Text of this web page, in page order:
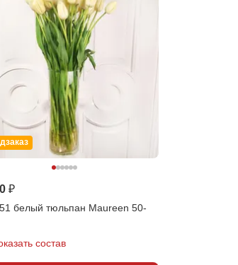
₽
51 белый тюльпан Maureen 50-
состав